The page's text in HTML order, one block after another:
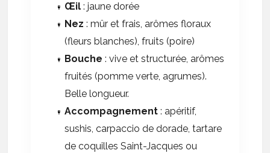
Œil : jaune dorée
Nez : mûr et frais, arômes floraux
(fleurs blanches), fruits (poire)
Bouche : vive et structurée, arômes
fruités (pomme verte, agrumes).
Belle longueur.
Accompagnement : apéritif,
sushis, carpaccio de dorade, tartare
de coquilles Saint-Jacques ou